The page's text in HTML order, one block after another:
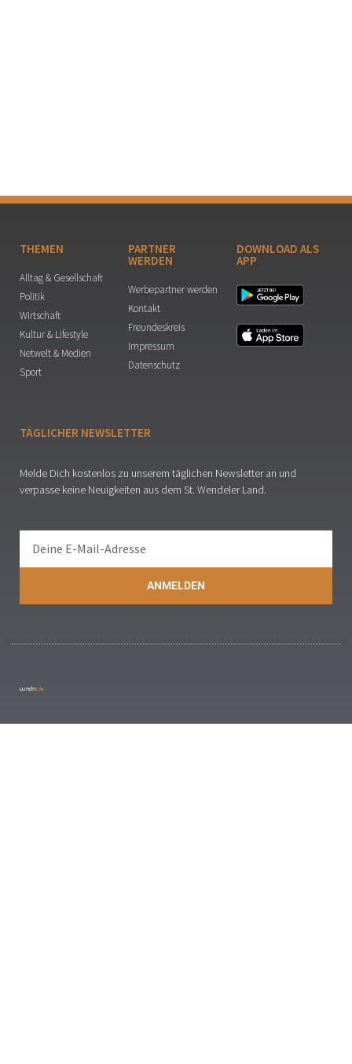
THEMEN
Alltag & Gesellschaft
Politik
Wirtschaft
Kultur & Lifestyle
Netwelt & Medien
Sport
PARTNER
WERDEN
Werbepartner werden
Kontakt
Freundeskreis
Impressum
Datenschutz
DOWNLOAD ALS
APP
TÄGLICHER NEWSLETTER
Melde Dich kostenlos zu unserem täglichen Newsletter an und
verpasse keine Neuigkeiten aus dem St. Wendeler Land.
ANMELDEN